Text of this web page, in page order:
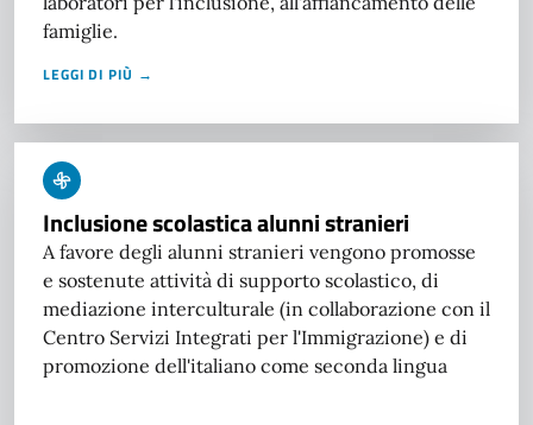
famiglie.
LEGGI DI PIÙ →
Inclusione scolastica alunni stranieri
A favore degli alunni stranieri vengono promosse
e sostenute attività di supporto scolastico, di
mediazione interculturale (in collaborazione con il
Centro Servizi Integrati per l'Immigrazione) e di
promozione dell'italiano come seconda lingua